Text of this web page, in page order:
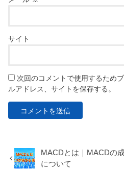
サイト
次回のコメントで使用するため
ルアドレス、サイトを保存する。
MACDとは｜MACDの
について